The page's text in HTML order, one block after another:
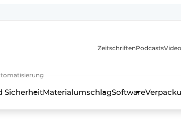
ZeitschriftenPodcasts
SicherheitMaterialumschlagSoftware